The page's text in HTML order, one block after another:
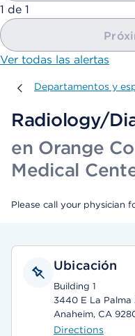
mostrando
1 de 1
Ver todas las alertas
Departamentos y
Departamentos y
Radiology/
en Orange
Medical
Please call your physician
Ubicación
Building 1
3440 E La Palma
Anaheim, CA
Directions